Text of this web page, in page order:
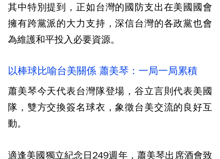
其中特別提到，正如台灣的國防支出在美國國會
擁有跨黨派的大力支持，深信台灣的各政黨也會
為維護和平投入必要資源。
以棒球比喻台美關係 蕭美琴：一局一局累積
蕭美琴今天代表台灣隊登場，谷立言則代表美國
隊，雙方交換簽名球衣，象徵台美交流的良好互
動。
適逢美國獨立紀念日249週年，蕭美琴出席酒會致